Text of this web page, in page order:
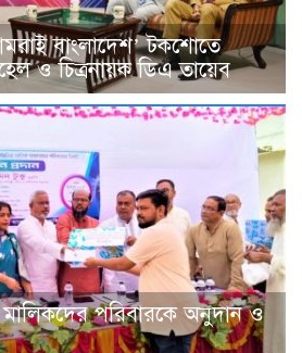
বাংলাদেশ’ টকশোতে
ও চিত্রনায়ক ডিএ তায়েব
মালিকদের পরিবারকে অনুদান ও